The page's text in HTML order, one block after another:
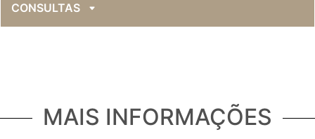
CONSULTAS
MAIS INFORMAÇÕES